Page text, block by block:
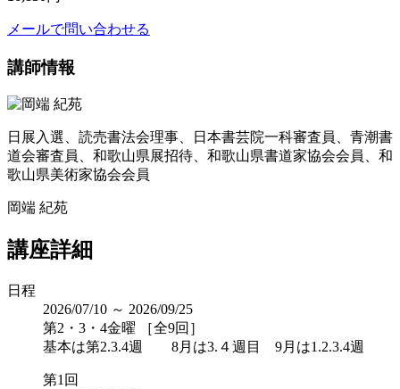
メールで問い合わせる
講師情報
日展入選、読売書法会理事、日本書芸院一科審査員、青潮書
道会審査員、和歌山県展招待、和歌山県書道家協会会員、和
歌山県美術家協会会員
岡端 紀苑
講座詳細
日程
2026/07/10 ～ 2026/09/25
第2・3・4金曜 ［全9回］
基本は第2.3.4週 8月は3.４週目 9月は1.2.3.4週
第1回